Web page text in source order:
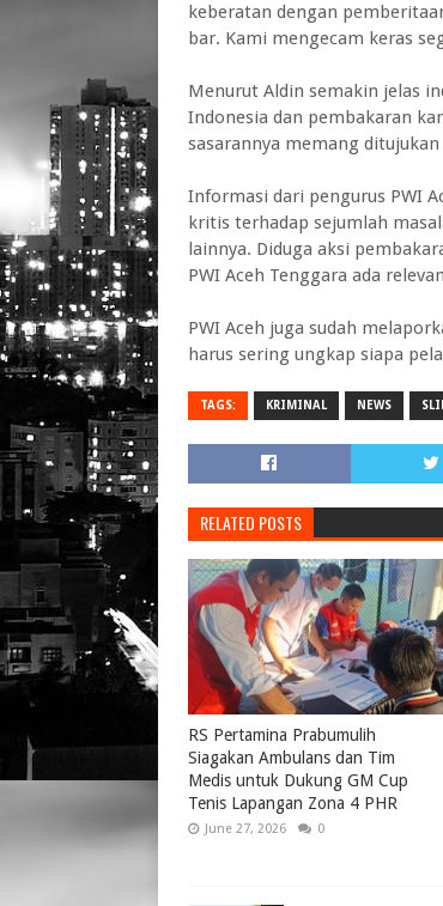
keberatan dengan
bar. Kami mengecam keras
Menurut Aldin semakin jelas
Indonesia dan pembakaran
sasarannya memang
Informasi dari pengurus PWI
kritis terhadap sejumlah
lainnya. Diduga aksi
PWI Aceh Tenggara ada
PWI Aceh juga sudah
harus sering ungkap siapa
TAGS: KRIMINAL NEWS
RELATED POSTS
RS Pertamina Prabumulih
Siagakan Ambulans dan Tim
Medis untuk Dukung GM Cup
Tenis Lapangan Zona 4 PHR
June 27, 2026 0